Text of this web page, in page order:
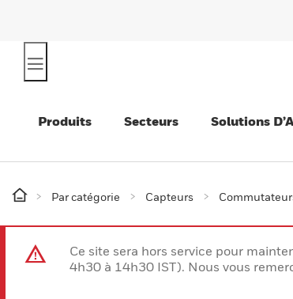
Produits Secteurs Solutions
Par catégorie Capteurs
Ce site sera hors service pour
4h30 à 14h30 IST). Nous vous